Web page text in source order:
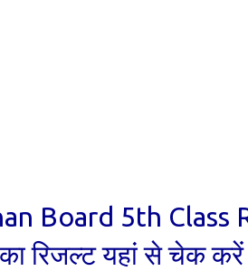
Board 5th Class
का रिजल्ट यहां से चेक करें